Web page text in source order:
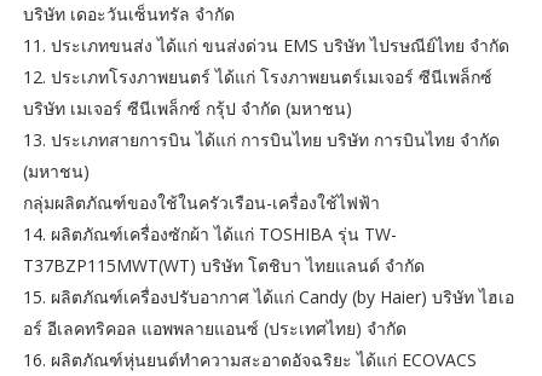
บริษัท เดอะวันเซ็นทรัล จำกัด
11. ประเภทขนส่ง ได้แก่ ขนส่งด่วน EMS บริษัท ไปรษณีย์ไทย จำกัด
12. ประเภทโรงภาพยนตร์ ได้แก่ โรงภาพยนตร์เมเจอร์ ซีนีเพล็กซ์
บริษัท เมเจอร์ ซีนีเพล็กซ์ กรุ้ป จำกัด (มหาชน)
13. ประเภทสายการบิน ได้แก่ การบินไทย บริษัท การบินไทย จำกัด
(มหาชน)
กลุ่มผลิตภัณฑ์ของใช้ในครัวเรือน-เครื่องใช้ไฟฟ้า
14. ผลิตภัณฑ์เครื่องซักผ้า ได้แก่ TOSHIBA รุ่น TW-
T37BZP115MWT(WT) บริษัท โตชิบา ไทยแลนด์ จำกัด
15. ผลิตภัณฑ์เครื่องปรับอากาศ ได้แก่ Candy (by Haier) บริษัท ไฮเอ
อร์ อีเลคทริคอล แอพพลายแอนซ์ (ประเทศไทย) จำกัด
16. ผลิตภัณฑ์หุ่นยนต์ทำความสะอาดอัจฉริยะ ได้แก่ ECOVACS